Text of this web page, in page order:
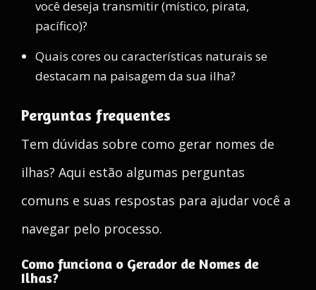
você deseja transmitir (místico, pirata,
pacífico)?
Quais cores ou características naturais se
destacam na paisagem da sua ilha?
Perguntas frequentes
Tem dúvidas sobre como gerar nomes de
ilhas? Aqui estão algumas perguntas
comuns e suas respostas para ajudar você a
navegar pelo processo.
Como funciona o Gerador de Nomes de
Ilhas?